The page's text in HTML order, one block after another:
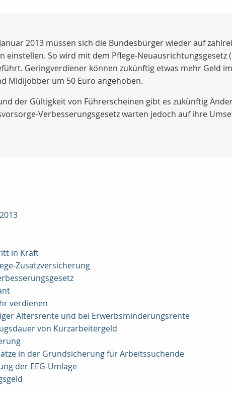
2013 müssen sich die Bundesbürger wieder auf
einstellen. So wird mit dem Pflege-
Geringverdiener können zukünftig etwas mehr Geld
Midijobber um 50 Euro angehoben.
der Gültigkeit von Führerscheinen gibt es zukünftig
Verbesserungsgesetz warten jedoch auf ihre
in Kraft
Zusatzversicherung
verdienen
Altersrente und bei Erwerbsminderungsrente
von Kurzarbeitergeld
in der Grundsicherung für Arbeitssuchende
der EEG-Umlage